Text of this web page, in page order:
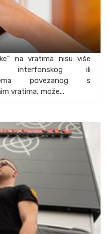
na vratima nisu više
interfonskog ili
povezanog s
vratima, može...